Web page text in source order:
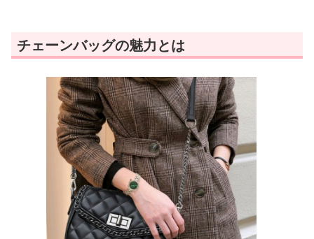
チェーンバッグの魅力とは